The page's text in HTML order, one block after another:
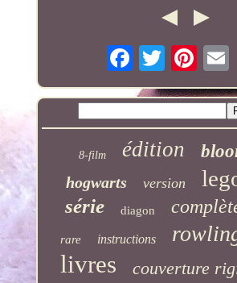
8-film édition
hogwarts version
série diagon
rare instructions
livres couverture